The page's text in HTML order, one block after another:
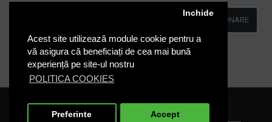
Acest site utilizează module cookie pentru a
vă asigura că beneficiați de cea mai bună
experiență pe site-ul nostru
POLITICA COOKIES
Inchide
Preferinte Accept
ABONARE
Am citit şi sunt de acord cu Politica de Confidentialitate
Cosuri-Europubele.ro © 2020